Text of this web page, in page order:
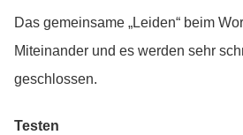
Das gemeinsame „Leiden“ beim
Miteinander und es werden sehr
geschlossen.
Testen